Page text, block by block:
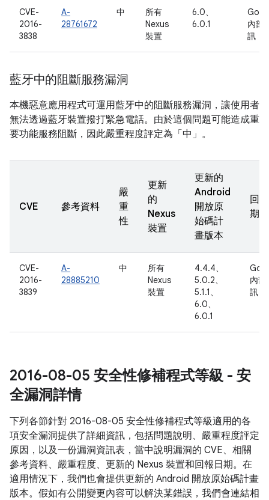
CVE-
2016-
3838
A-
28761672
中
所有
Nexus
裝置
6.0、
6.0.1
內部
訊
藍牙中的阻斷服務漏洞
本機惡意應用程式可運用藍牙中的阻斷服務漏洞，讓使用者
無法透過藍牙裝置撥打緊急電話。由於這個問題可能造成重
要功能服務阻斷，因此嚴重程度評定為「中」。
CVE 參考資料
嚴
重
性
更新
的
Nexus
裝置
更新的
Android
開放原
始碼計
畫版本
回
期
CVE-
2016-
3839
A-
28885210
中
所有
Nexus
裝置
4.4.4、
5.0.2、
5.1.1、
6.0、
6.0.1
內部
訊
2016-08-05 安全性修補程式等級 - 安
全漏洞詳情
下列各節針對 2016-08-05 安全性修補程式等級適用的各
項安全漏洞提供了詳細資訊，包括問題說明、嚴重程度評定
原因，以及一份漏洞資訊表，當中說明漏洞的 CVE、相關
參考資料、嚴重程度、更新的 Nexus 裝置和回報日期。在
適用情況下，我們也會提供更新的 Android 開放原始碼計畫
版本。假如有公開變更內容可以解決某錯誤，我們會連結相